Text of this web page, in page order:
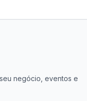
negócio, eventos e